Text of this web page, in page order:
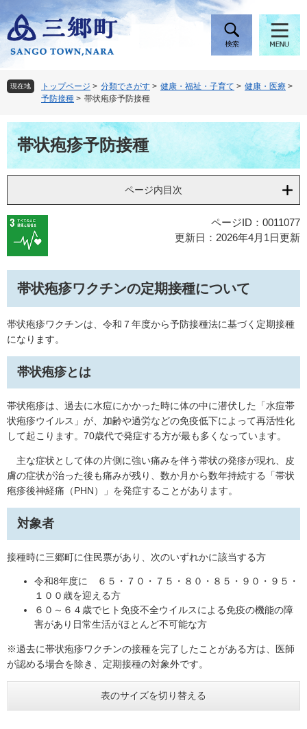
ー
ジ
頭
で
。
ニ
ュ
飛
ば
て
現在地 トップページ > 分類でさがす > 健康・福祉・子育て > 健康・医療 >
予防接種 > 帯状疱疹予防接種
本
文帯状疱疹予防接種
ページ内目次
ページID：0011077
更新日：2026年4月1日更新
帯状疱疹ワクチンの定期接種について
帯状疱疹ワクチンは、令和７年度から予防接種法に基づく定期接種
になります。
帯状疱疹とは
帯状疱疹は、過去に水痘にかかった時に体の中に潜伏した「水痘帯
状疱疹ウイルス」が、加齢や過労などの免疫低下によって再活性化
して起こります。70歳代で発症する方が最も多くなっています。
主な症状として体の片側に強い痛みを伴う帯状の発疹が現れ、皮
膚の症状が治った後も痛みが残り、数か月から数年持続する「帯状
疱疹後神経痛（PHN）」を発症することがあります。
対象者
接種時に三郷町に住民票があり、次のいずれかに該当する方
令和8年度に ６５・７０・７５・８０・８５・９０・９５・
１００歳を迎える方
６０～６４歳でヒト免疫不全ウイルスによる免疫の機能の障
害があり日常生活がほとんど不可能な方
※過去に帯状疱疹ワクチンの接種を完了したことがある方は、医師
が認める場合を除き、定期接種の対象外です。
表のサイズを切り替える